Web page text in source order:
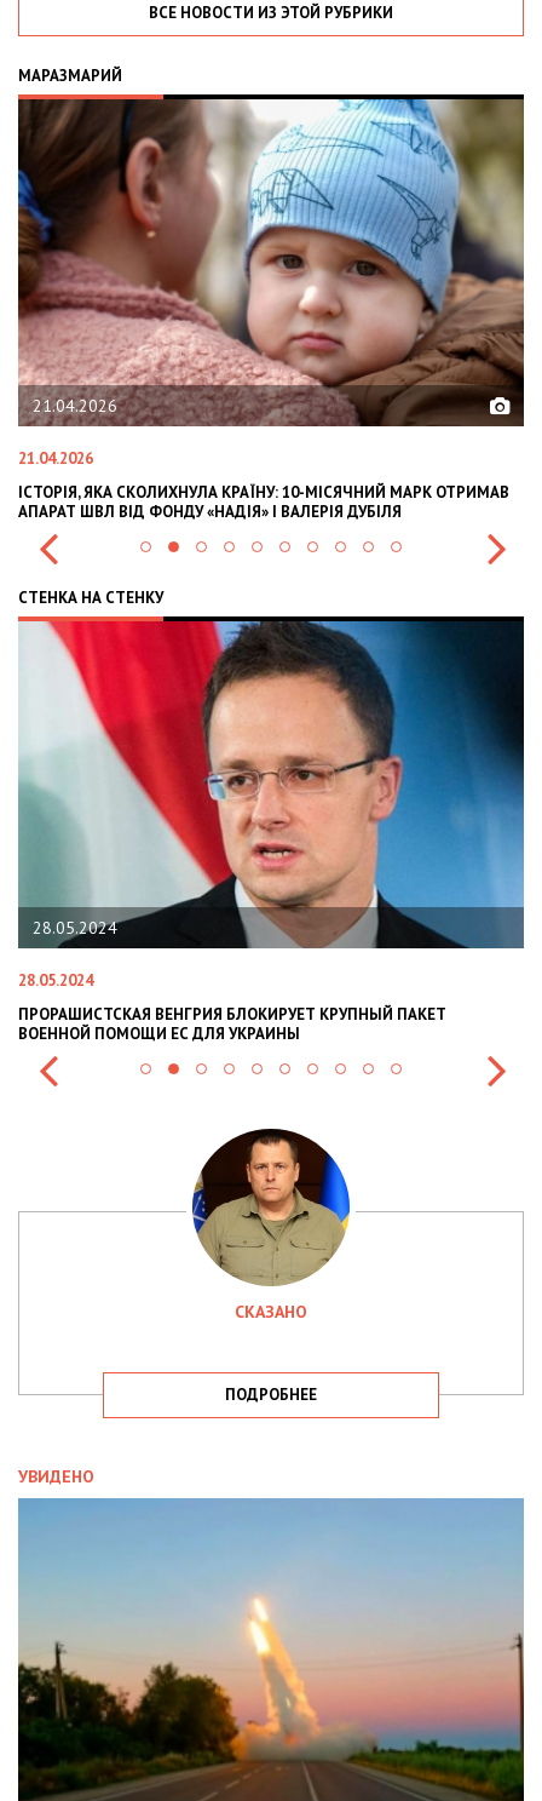
ВСЕ НОВОСТИ ИЗ ЭТОЙ РУБРИКИ
МАРАЗМАРИЙ
МАРК ОТРИМАВ
02.02.2026
OLEKSII ABASOV: HOW UKRAINIAN BUSINESSES CAN
INTERNATIONAL INVESTMENTS AND HEDGE RISKS
СТЕНКА НА СТЕНКУ
ПАКЕТ
22.01.2024
НАЦПОЛІЦІЯ ЛЯКАЄ ГРОМАДЯН ПОГІРШЕННЯМ
СИТУАЦІЇ В РАЗІ МОБІЛІЗАЦІЇ ПОЛІЦІЯНТІВ НА
СКАЗАНО
ПОДРОБНЕЕ
УВИДЕНО